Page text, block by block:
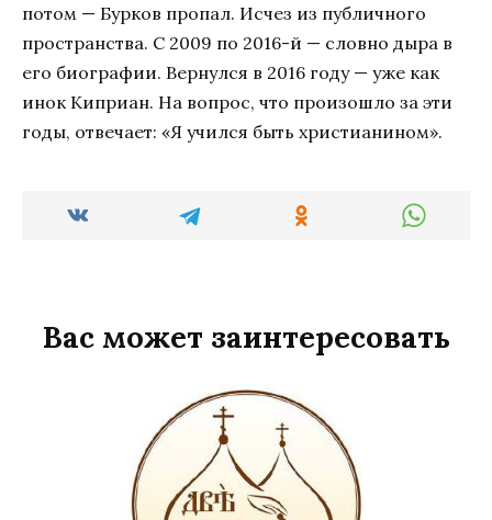
потом — Бурков пропал. Исчез из публичного
пространства. С 2009 по 2016-й — словно дыра в
его биографии. Вернулся в 2016 году — уже как
инок Киприан. На вопрос, что произошло за эти
годы, отвечает: «Я учился быть христианином».
Вас может заинтересовать